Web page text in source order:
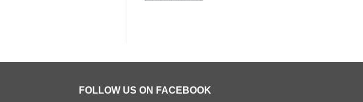
FOLLOW US ON FACEBOOK